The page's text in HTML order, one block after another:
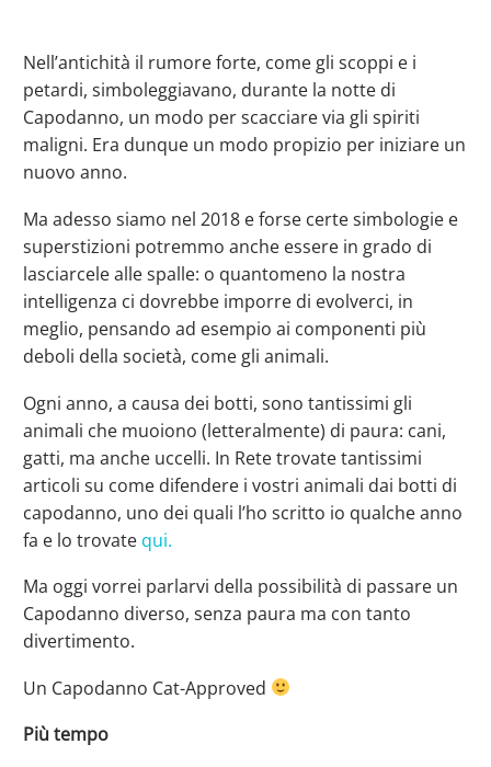
Nell’antichità il rumore forte, come gli scoppi e i
petardi, simboleggiavano, durante la notte di
Capodanno, un modo per scacciare via gli spiriti
maligni. Era dunque un modo propizio per iniziare un
nuovo anno.
Ma adesso siamo nel 2018 e forse certe simbologie e
superstizioni potremmo anche essere in grado di
lasciarcele alle spalle: o quantomeno la nostra
intelligenza ci dovrebbe imporre di evolverci, in
meglio, pensando ad esempio ai componenti più
deboli della società, come gli animali.
Ogni anno, a causa dei botti, sono tantissimi gli
animali che muoiono (letteralmente) di paura: cani,
gatti, ma anche uccelli. In Rete trovate tantissimi
articoli su come difendere i vostri animali dai botti di
capodanno, uno dei quali l’ho scritto io qualche anno
fa e lo trovate qui.
Ma oggi vorrei parlarvi della possibilità di passare un
Capodanno diverso, senza paura ma con tanto
divertimento.
Un Capodanno Cat-Approved
Più tempo